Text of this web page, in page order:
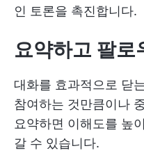
인 토론을 촉진합니다.
요약하고 팔로
대화를 효과적으로 닫
참여하는 것만큼이나
요약하면 이해도를 높
갈 수 있습니다.